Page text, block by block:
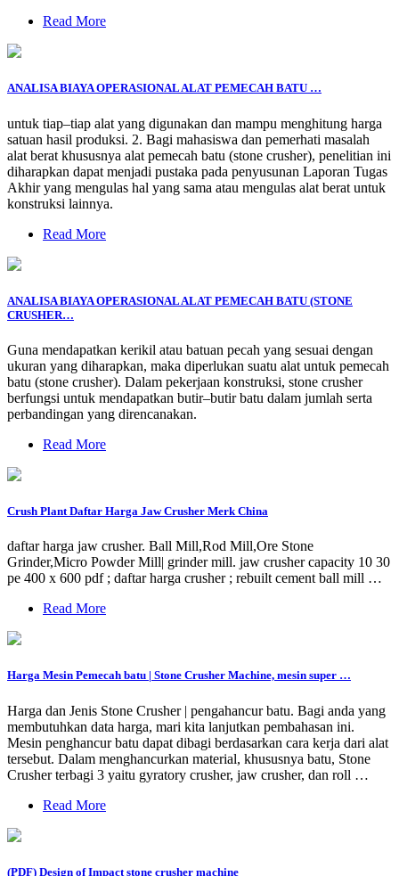
Read More
ANALISA BIAYA OPERASIONAL ALAT PEMECAH BATU …
untuk tiap–tiap alat yang digunakan dan mampu menghitung harga
satuan hasil produksi. 2. Bagi mahasiswa dan pemerhati masalah
alat berat khususnya alat pemecah batu (stone crusher), penelitian ini
diharapkan dapat menjadi pustaka pada penyusunan Laporan Tugas
Akhir yang mengulas hal yang sama atau mengulas alat berat untuk
konstruksi lainnya.
Read More
ANALISA BIAYA OPERASIONAL ALAT PEMECAH BATU (STONE
CRUSHER…
Guna mendapatkan kerikil atau batuan pecah yang sesuai dengan
ukuran yang diharapkan, maka diperlukan suatu alat untuk pemecah
batu (stone crusher). Dalam pekerjaan konstruksi, stone crusher
berfungsi untuk mendapatkan butir–butir batu dalam jumlah serta
perbandingan yang direncanakan.
Read More
Crush Plant Daftar Harga Jaw Crusher Merk China
daftar harga jaw crusher. Ball Mill,Rod Mill,Ore Stone
Grinder,Micro Powder Mill| grinder mill. jaw crusher capacity 10 30
pe 400 x 600 pdf ; daftar harga crusher ; rebuilt cement ball mill …
Read More
Harga Mesin Pemecah batu | Stone Crusher Machine, mesin super …
Harga dan Jenis Stone Crusher | pengahancur batu. Bagi anda yang
membutuhkan data harga, mari kita lanjutkan pembahasan ini.
Mesin penghancur batu dapat dibagi berdasarkan cara kerja dari alat
tersebut. Dalam menghancurkan material, khususnya batu, Stone
Crusher terbagi 3 yaitu gyratory crusher, jaw crusher, dan roll …
Read More
(PDF) Design of Impact stone crusher machine